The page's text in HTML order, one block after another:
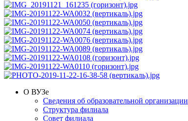
О ВУЗе
Сведения об образовательной организации
Структура филиала
Совет филиала